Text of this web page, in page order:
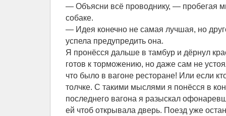
— Объясни всё проводнику, — пробегая
собаке.
— Идея конечно не самая лучшая, но
успела предупредить она.
Я пронёсся дальше в тамбур и дёрнул
готов к торможению, но даже сам не
что было в вагоне ресторане! Или если
толчке. С такими мыслями я понёсся в
последнего вагона я разыскал
ей чтоб открывала дверь. Поезд уже